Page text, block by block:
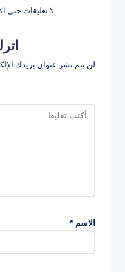
لا تعليقات حتى
لن يتم نشر عنوان بريدك
الاسم *